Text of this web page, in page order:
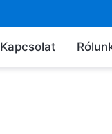
Kapcsolat